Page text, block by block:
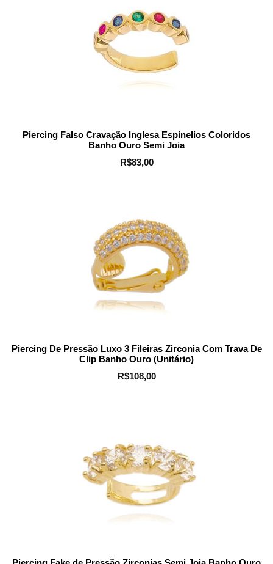
Piercing Falso Cravação Inglesa Espinelios Coloridos
Banho Ouro Semi Joia
R$83,00
Piercing De Pressão Luxo 3 Fileiras Zirconia Com Trava De
Clip Banho Ouro (Unitário)
R$108,00